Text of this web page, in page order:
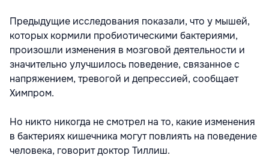
Предыдущие исследования показали, что у мышей,
которых кормили пробиотическими бактериями,
произошли изменения в мозговой деятельности и
значительно улучшилось поведение, связанное с
напряжением, тревогой и депрессией, сообщает
Химпром.
Но никто никогда не смотрел на то, какие изменения
в бактериях кишечника могут повлиять на поведение
человека, говорит доктор Тиллиш.